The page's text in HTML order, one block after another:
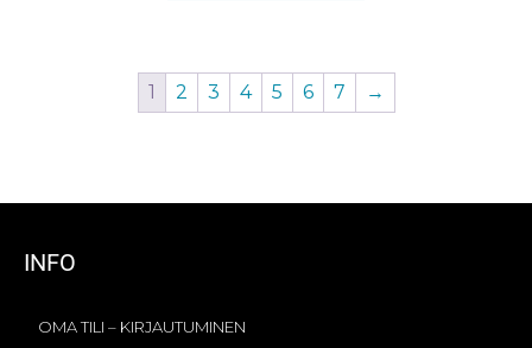
1 2 3 4 5 6 7 →
INFO
OMA TILI – KIRJAUTUMINEN